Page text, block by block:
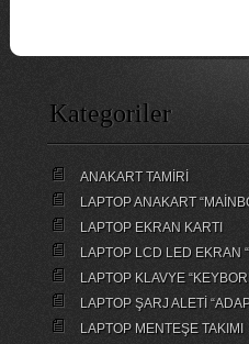
Kategoriler
ANAKART TAMİRİ
LAPTOP ANAKART
LAPTOP EKRAN KARTI
LAPTOP LCD LED EKRAN
LAPTOP KLAVYE
LAPTOP ŞARJ ALETİ
LAPTOP MENTEŞE TAKIMI